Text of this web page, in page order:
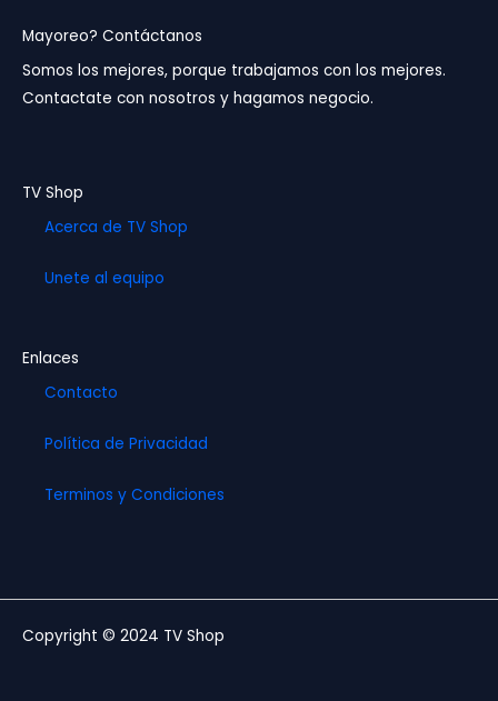
b
o
o
k
g
r
a
b
e
Mayoreo? Contáctanos
Somos los mejores, porque trabajamos con los mejores.
Contactate con nosotros y hagamos negocio.
TV Shop
Acerca de TV Shop
Unete al equipo
Enlaces
Contacto
Política de Privacidad
Terminos y Condiciones
Copyright © 2024 TV Shop